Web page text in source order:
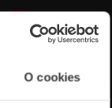
O cookies
cez